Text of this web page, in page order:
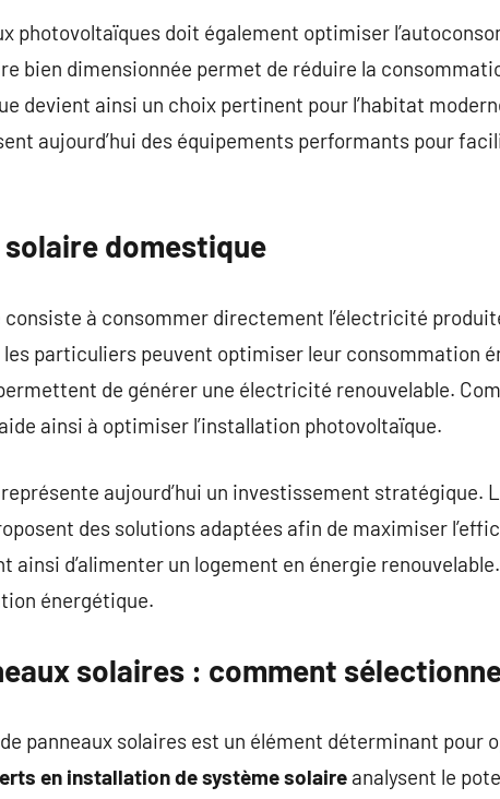
photovoltaïques doit également optimiser
bien dimensionnée permet de réduire la
devient ainsi un choix pertinent pour l’habitat
aujourd’hui des équipements performants pour
solaire domestique
à consommer directement l’électricité
les particuliers peuvent optimiser leur consommation
de générer une électricité renouvelable.
ainsi à optimiser l’installation photovoltaïque.
aujourd’hui un investissement stratégique.
des solutions adaptées afin de maximiser
ainsi d’alimenter un logement en énergie
énergétique.
solaires : comment
panneaux solaires est un élément déterminant pour
en installation de système solaire analysent le